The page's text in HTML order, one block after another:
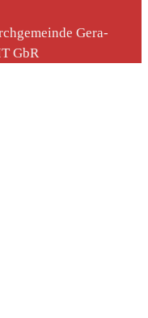
Gera-
GbR